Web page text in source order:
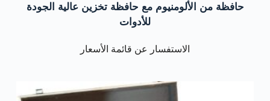
حافظة من الألومنيوم مع حافظة تخزين عالية الجودة
للأدوات
الاستفسار عن قائمة الأسعار